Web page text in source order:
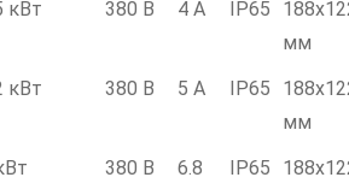
кВт 380 В 4 А IP65
мм
кВт 380 В 5 А IP65
мм
380 В
6.8
IP65